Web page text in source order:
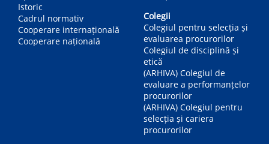
Istoric
Cadrul normativ
Cooperare internațională
Cooperare națională
Colegii
Colegiul pentru selecția și
evaluarea procurorilor
Colegiul de disciplină și
etică
(ARHIVA) Colegiul de
evaluare a performanțelor
procurorilor
(ARHIVA) Colegiul pentru
selecția și cariera
procurorilor